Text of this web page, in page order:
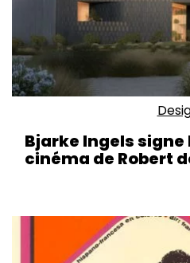
Bjarke Ingels
cinéma de Robert